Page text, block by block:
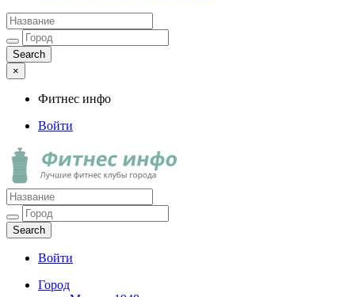
×
Фитнес инфо
Войти
Фитнес инфо
Лучшие фитнес клубы города
Войти
Город